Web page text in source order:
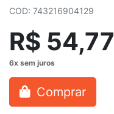
COD: 743216904129
R$ 54,77
Comprar